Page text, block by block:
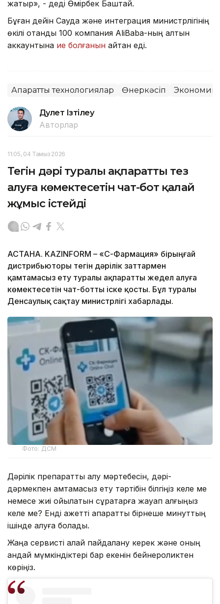
жатыр», - деді Өмірбек Баштай.
Бұған дейін Сауда және интеграция министрлігінің
өкілі отандық 100 компания AliBaba-ның алтын
аккаунтына ие болғанын айтқан еді.
Ақпараттық технологиялар Өнеркәсіп
Дәулет Ізтілеу
Авторлар
11:05, 04 Тамыз 2026
Тегін дәрі туралы ақпаратты тез
алуға көмектесетін чат-бот қалай
жұмыс істейді
АСТАНА. KAZINFORM – «СҚ-Фармация» бірыңғай
дистрибьюторы тегін дәрілік заттармен
қамтамасыз ету туралы ақпаратты жедел алуға
көмектесетін чат-ботты іске қосты. Бұл туралы
Денсаулық сақтау министрлігі хабарлады.
Фото: ДСМ
Дәрілік препаратты алу мәртебесін, дәрі-
дәрмекпен қамтамасыз ету тәртібін білгіңіз келе ме
немесе жиі қойылатын сұрақтарға жауап алғыңыз
келе ме? Енді қажетті ақпаратты бірнеше минуттың
ішінде алуға болады.
Жаңа сервисті қалай пайдалану керек және оның
қандай мүмкіндіктері бар екенін бейнероликтен
көріңіз.